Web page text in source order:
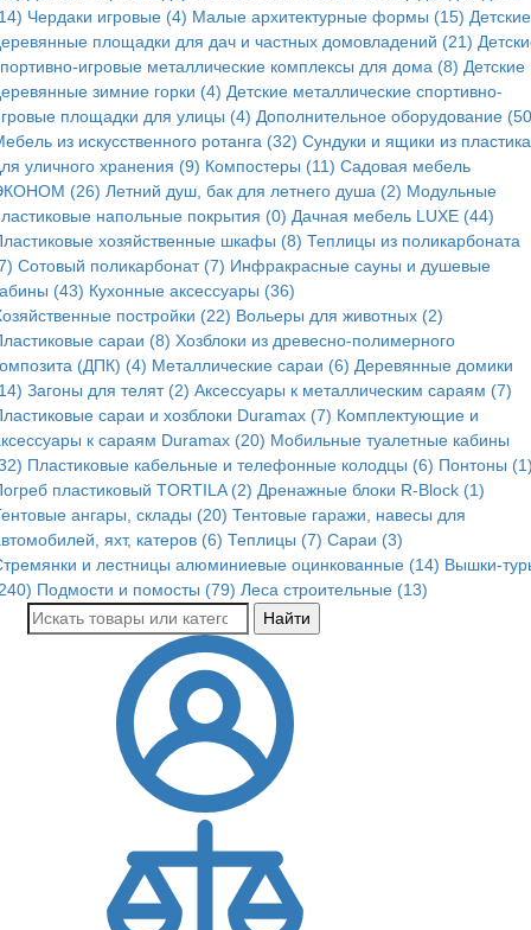
Чердаки игровые (4) Малые архитектурные формы (15) Детские
площадки для дач и частных домовладений (21)
игровые металлические комплексы для дома (8) Детские
зимние горки (4) Детские металлические спортивно-
площадки для улицы (4) Дополнительное оборудование
из искусственного ротанга (32) Сундуки и ящики из пластика
уличного хранения (9) Компостеры (11) Садовая мебель
(26) Летний душ, бак для летнего душа (2) Модульные
напольные покрытия (0) Дачная мебель LUXE (44)
хозяйственные шкафы (8) Теплицы из поликарбоната
Сотовый поликарбонат (7) Инфракрасные сауны и душевые
(43) Кухонные аксессуары (36)
постройки (22) Вольеры для животных (2)
сараи (8) Хозблоки из древесно-полимерного
(ДПК) (4) Металлические сараи (6) Деревянные домики
Загоны для телят (2) Аксессуары к металлическим сараям (7)
сараи и хозблоки Duramax (7) Комплектующие и
к сараям Duramax (20) Мобильные туалетные кабины
Пластиковые кабельные и телефонные колодцы (6) Понтоны
пластиковый TORTILA (2) Дренажные блоки R-Block (1)
ангары, склады (20) Тентовые гаражи, навесы для
яхт, катеров (6) Теплицы (7) Сараи (3)
и лестницы алюминиевые оцинкованные (14) Вышки-
Подмости и помосты (79) Леса строительные (13)
Найти